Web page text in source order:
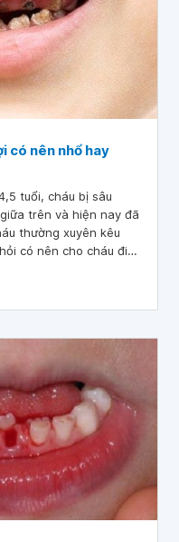
có nên nhổ hay
tuổi, cháu bị sâu
trên và hiện nay đã
thường xuyên kêu
đáp!